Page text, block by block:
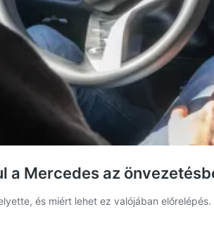
a Mercedes az
és miért lehet ez valójában előrelépés.